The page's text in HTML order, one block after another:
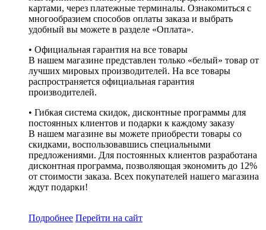
картами, через платежные терминалы. Ознакомиться с
многообразием способов оплаты заказа и выбрать
удобный вы можете в разделе «Оплата».
• Официальная гарантия на все товары
В нашем магазине представлен только «белый» товар от
лучших мировых производителей. На все товары
распространяется официальная гарантия
производителей.
• Гибкая система скидок, дисконтные программы для
постоянных клиентов и подарки к каждому заказу
В нашем магазине вы можете приобрести товары со
скидками, воспользовавшись специальными
предложениями. Для постоянных клиентов разработана
дисконтная программа, позволяющая экономить до 12%
от стоимости заказа. Всех покупателей нашего магазина
ждут подарки!
Подробнее Перейти на сайт